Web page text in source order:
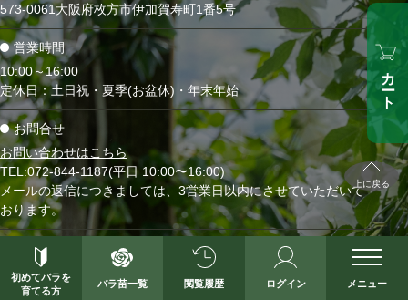
初めてバラを
育てる方
バラ苗一覧 閲覧履歴 ログイン メニュー
カート
上に戻る
573-0061大阪府枚方市伊加賀寿町1番5号
営業時間
10:00～16:00
定休日：土日祝・夏季(お盆休)・年末年始
お問合せ
お問い合わせはこちら
TEL:072-844-1187(平日 10:00〜16:00)
メールの返信につきましては、3営業日以内にさせていただいて
おります。